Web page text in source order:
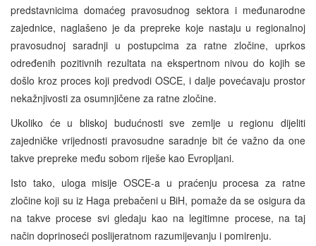
predstavnicima domaćeg pravosudnog sektora i međunarodne
zajednice, naglašeno je da prepreke koje nastaju u regionalnoj
pravosudnoj saradnji u postupcima za ratne zločine, uprkos
određenih pozitivnih rezultata na ekspertnom nivou do kojih se
došlo kroz proces koji predvodi OSCE, i dalje povećavaju prostor
nekažnjivosti za osumnjičene za ratne zločine.
Ukoliko će u bliskoj budućnosti sve zemlje u regionu dijeliti
zajedničke vrijednosti pravosudne saradnje bit će važno da one
takve prepreke među sobom riješe kao Evropljani.
Isto tako, uloga misije OSCE-a u praćenju procesa za ratne
zločine koji su iz Haga prebačeni u BiH, pomaže da se osigura da
na takve procese svi gledaju kao na legitimne procese, na taj
način doprinoseći poslijeratnom razumijevanju i pomirenju.